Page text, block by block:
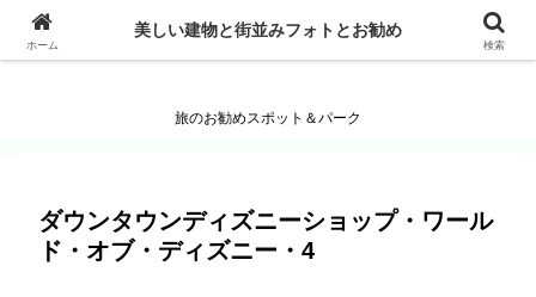
美しい建物と街並みフォトとお勧め
旅のお勧めスポット＆パーク
ダウンタウンディズニーショップ・ワール
ド・オブ・ディズニー・4
ホーム
美しい建物と街並みフォトとお勧め
検索